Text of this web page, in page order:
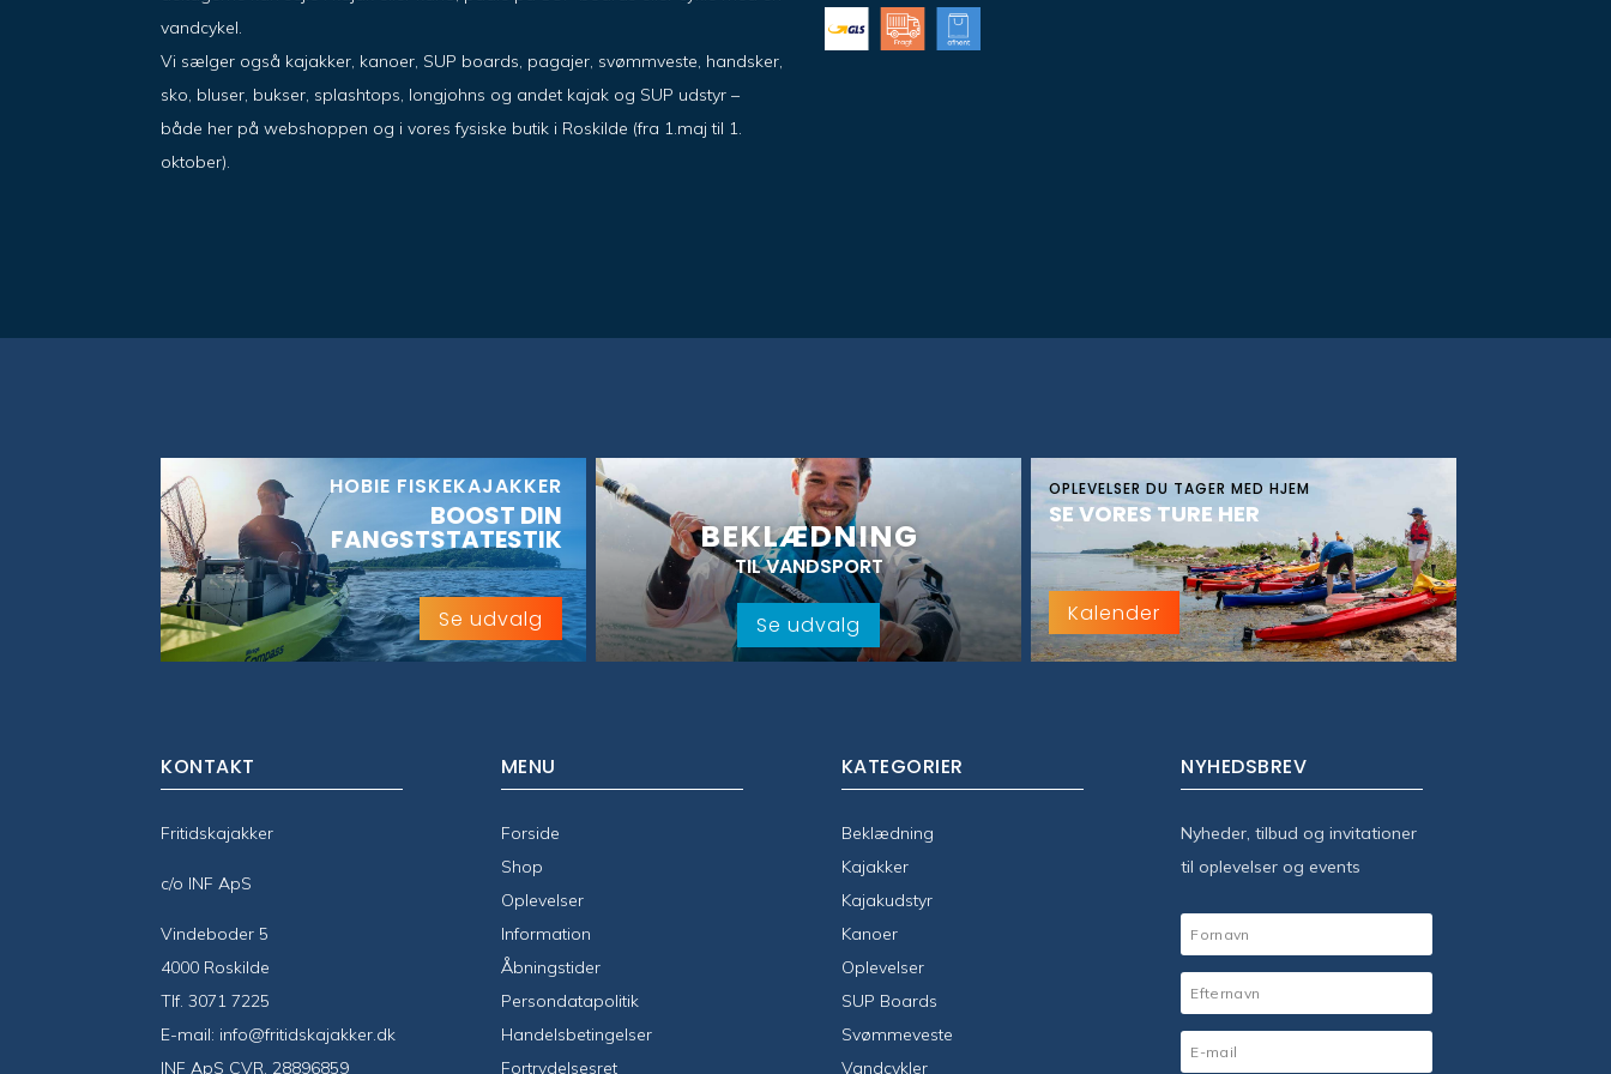
vandcykel.
Vi sælger også kajakker, kanoer, SUP boards, pagajer, svømmveste, handsker,
sko, bluser, bukser, splashtops, longjohns og andet kajak og SUP udstyr –
både her på webshoppen og i vores fysiske butik i Roskilde (fra 1.maj til 1.
oktober).
HOBIE FISKEKAJAKKER
BOOST DIN
FANGSTSTATESTIK
Se udvalg
BEKLÆDNING
TIL VANDSPORT
Se udvalg
OPLEVELSER DU TAGER MED HJEM
SE VORES TURE HER
Kalender
KONTAKT
Fritidskajakker
c/o INF ApS
Vindeboder 5
4000 Roskilde
Tlf.3071 7225
E-mail: info@fritidskajakker.dk
INF ApS CVR. 28896859
MENU
Forside
Shop
Oplevelser
Information
Åbningstider
Persondatapolitik
Handelsbetingelser
Fortrydelsesret
KATEGORIER
Beklædning
Kajakker
Kajakudstyr
Kanoer
Oplevelser
SUP Boards
Svømmeveste
Vandcykler
NYHEDSBREV
Nyheder, tilbud og invitationer
til oplevelser og events